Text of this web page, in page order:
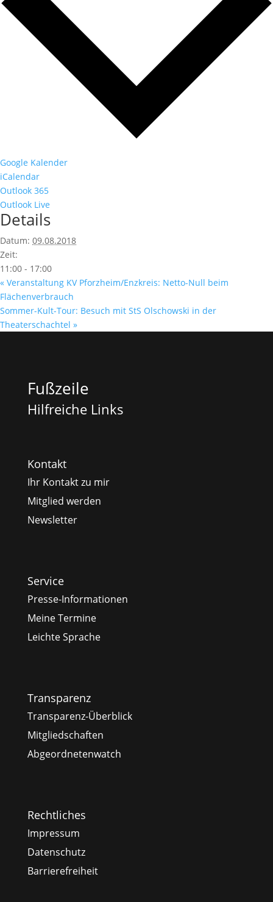
Google Kalender
iCalendar
Outlook 365
Outlook Live
Details
Datum: 09.08.2018
Zeit:
11:00 - 17:00
« Veranstaltung KV Pforzheim/Enzkreis: Netto-Null beim
Flächenverbrauch
Sommer-Kult-Tour: Besuch mit StS Olschowski in der
Theaterschachtel »
Fußzeile
Hilfreiche Links
Kontakt
Ihr Kontakt zu mir
Mitglied werden
Newsletter
Service
Presse-Informationen
Meine Termine
Leichte Sprache
Transparenz
Transparenz-Überblick
Mitgliedschaften
Abgeordnetenwatch
Rechtliches
Impressum
Datenschutz
Barrierefreiheit